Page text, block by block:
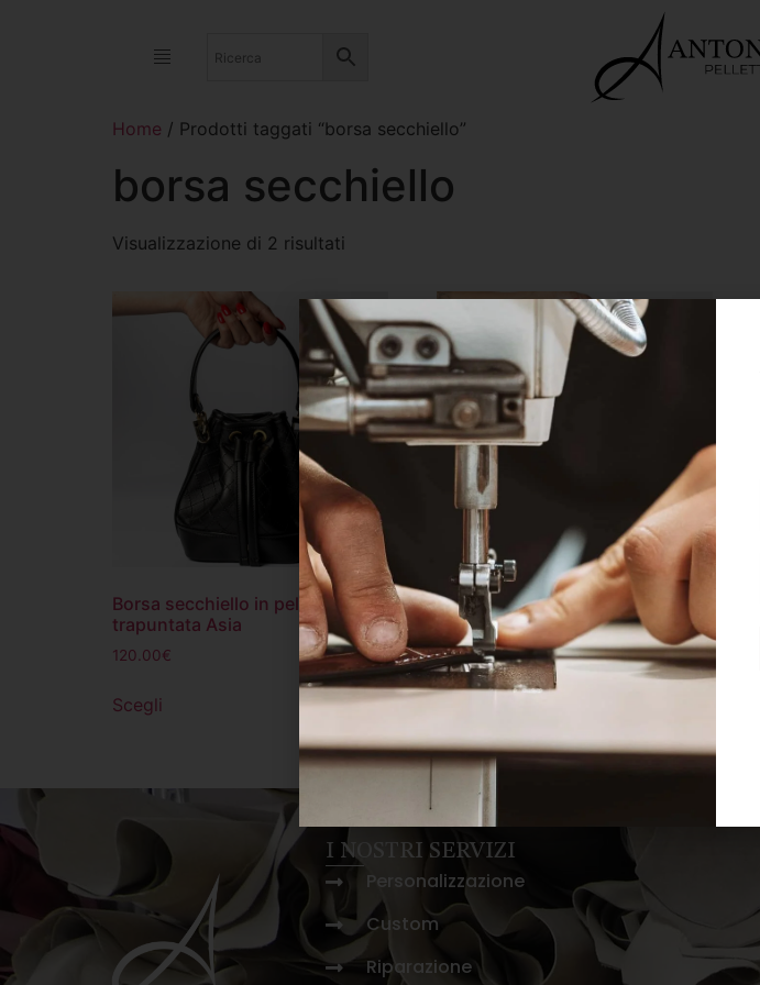
Home / Prodotti taggati “borsa secchiello”
borsa secchiello
Visualizzazione di 2 risultati
Borsa secchiello in pelle
trapuntata Asia
120.00€
Scegli
Borsa secchiello in pelle Asia
110.00€
Scegli
I NOSTRI SERVIZI
Personalizzazione
Custom
Riparazione